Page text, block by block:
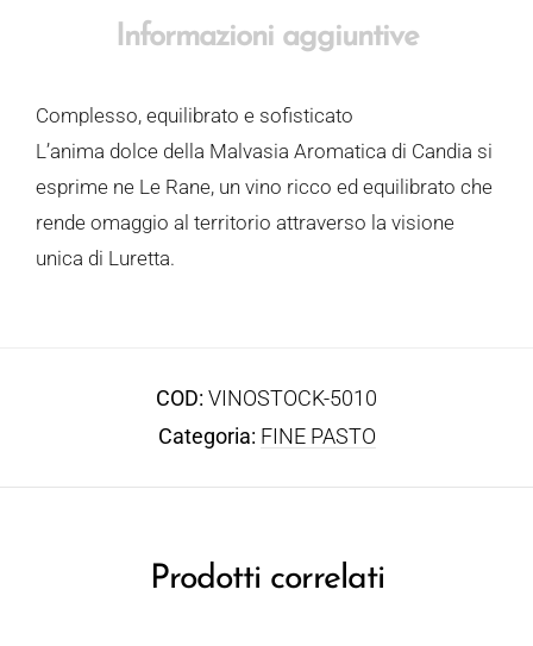
Informazioni aggiuntive
Complesso, equilibrato e sofisticato
L’anima dolce della Malvasia Aromatica di Candia si
esprime ne Le Rane, un vino ricco ed equilibrato che
rende omaggio al territorio attraverso la visione
unica di Luretta.
COD: VINOSTOCK-5010
Categoria: FINE PASTO
Prodotti correlati